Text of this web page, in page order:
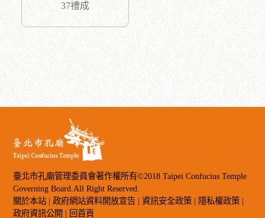
37禮成
臺北市孔廟管理委員會著作權所有©2018 Taipei Confucius Temple
Governing Board.All Right Reserved.
關於本站 | 政府網站資料開放宣告 |資訊安全政策 | 隱私權政策 |
政府資訊公開 | 回首頁